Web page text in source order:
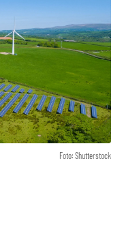
Foto: Shutterstock